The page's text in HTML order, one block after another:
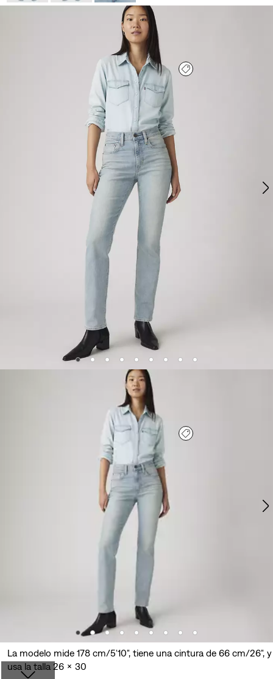
La modelo mide 178 cm/5'10", tiene una cintura de 66 cm/26", y
usa la talla 26 x 30